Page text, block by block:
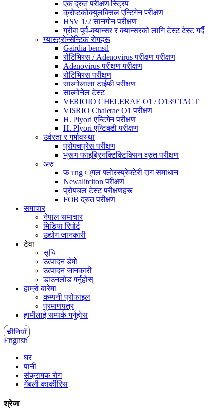
एक द्रुत परीक्षण स्ट्रिप
क्रोप्टकोक्युलक्सिल एन्टिगेन परीक्षण
HSV 1/2 सानगोन परीक्षण
ग्रीवा पूर्व-क्यान्सर र क्यान्सरको लागि टेस्ट टेस्ट गर्दै
ग्यास्ट्रोन्सेन्टिक रोगहरू
Gairdia bemsil
रोटिभिरस / Adenovirus परीक्षण परीक्षण
Adenovirus परीक्षण परीक्षण
रोटिभिरस परीक्षण
साल्मोलाला टाईफी परीक्षण
साल्मोनेल टेस्ट
VERIOIO CHELERAE O1 / O139 TACT
VISRIO Chalerae O1 परीक्षण
H. Plyori एन्टिगेन परीक्षण
H. Plyori एन्टिबडी परीक्षण
उर्वरता र गर्भावस्था
प्रोपचप्रेस परीक्षण
भ्रूण फाइब्रिनक्टिक्टिक्सिन द्रुत परीक्षण
अरु
फ ung ्गल फ्लोरस्प्रेक्टेरी दाग ​​समाधान
Newalitciton परीक्षण
प्रोपचल टेस्ट परीक्षणहरू
FOB द्रुत परीक्षण
समाचार
नेपाल समाचार
मिडिया रिपोर्ट
उद्योग जानकारी
टेवा
सूचि
उत्पादन डेमो
उत्पादन जानकारी
डाउनलोड गर्नुहोस्
हाम्रो बारेमा
कम्पनी प्रोफाइल
प्रमाणपत्र
हामीलाई सम्पर्क गर्नुहोस
चीनियाँ
English
घर
पानी
संक्रामक रोग
गेंबली कार्कीरिस
श्रेजा